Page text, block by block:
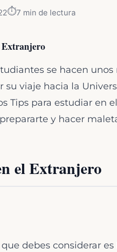
⏱️7 min de lectura
Extranjero
se hacen unos
viaje hacia la
Tips para estudiar en
y hacer
el Extranjero
debes considerar